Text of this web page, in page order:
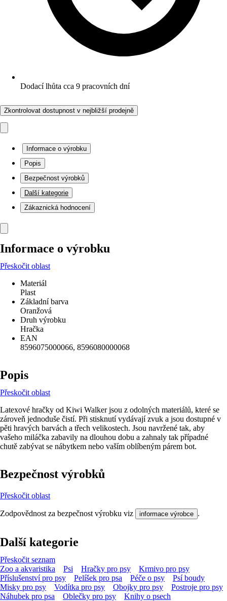
Dodací lhůta cca 9 pracovních dní
Zkontrolovat dostupnost v nejbližší prodejně
Informace o výrobku
Popis
Bezpečnost výrobků
Další kategorie
Zákaznická hodnocení
Informace o výrobku
Přeskočit oblast
Materiál
Plast
Základní barva
Oranžová
Druh výrobku
Hračka
EAN
8596075000066, 8596080000068
Popis
Přeskočit oblast
Latexové hračky od Kiwi Walker jsou z odolných materiálů, které se
zároveň jednoduše čistí. Při stisknutí vydávají zvuk a jsou dostupné v
pěti hravých barvách a třech velikostech. Jsou navržené tak, aby
vašeho miláčka zabavily na dlouhou dobu a zahnaly tak případné
chutě zabývat se nábytkem nebo vaším oblíbeným párem bot.
Bezpečnost výrobků
Přeskočit oblast
Zodpovědnost za bezpečnost výrobku viz informace výrobce .
Další kategorie
Přeskočit seznam
Zoo a akvaristika
Psi Hračky pro psy
Krmivo pro psy
Příslušenství pro psy
Pelíšek pro psa Péče o psy
Psí boudy
Misky pro psy
Vodítka pro psy Obojky pro psy
Postroje pro psy
Náhubek pro psa
Oblečky pro psy Knihy o psech